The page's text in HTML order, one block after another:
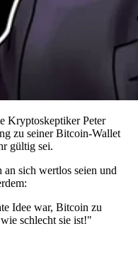
Kryptoskeptiker Peter
zu seiner Bitcoin-Wallet
gültig sei.
sich wertlos seien und
Idee war, Bitcoin zu
schlecht sie ist!"